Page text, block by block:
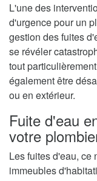
L'une des
d'urgence pour un
gestion des fuites
se révéler
tout
également être
ou en extérieur.
Fuite d'eau
votre
Les fuites d'eau, ce
immeubles